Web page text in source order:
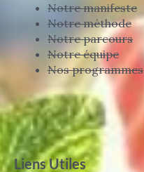
Notre manifeste
Notre méthode
Notre parcours
Notre équipe
Nos programmes
Liens Utiles